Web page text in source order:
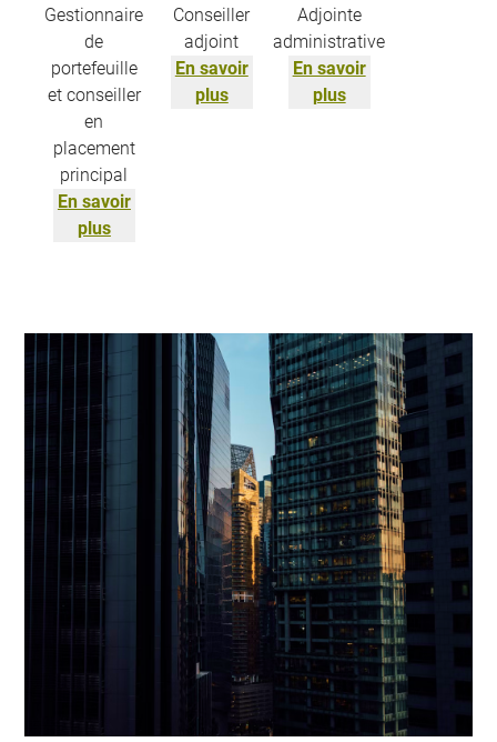
Gestionnaire
de
portefeuille
et conseiller
en
placement
principal
En savoir
plus
Conseiller
adjoint
En savoir
plus
Adjointe
administrative
En savoir
plus